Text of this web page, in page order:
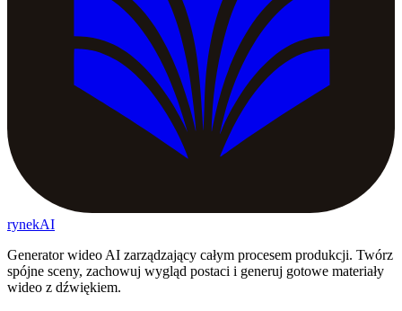
rynekAI
Generator wideo AI zarządzający całym procesem produkcji. Twórz
spójne sceny, zachowuj wygląd postaci i generuj gotowe materiały
wideo z dźwiękiem.